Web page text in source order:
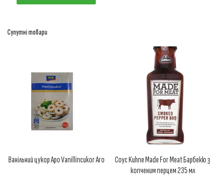
Супутні товари
Ванільний цукор Аро Vanillincukor Aro
Соус Kuhne Made For Meat Барбекю з
копченим перцем 235 мл